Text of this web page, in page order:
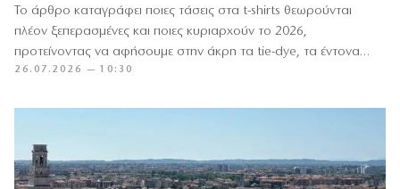
Το άρθρο καταγράφει ποιες τάσεις στα t-shirts θεωρούνται
πλέον ξεπερασμένες και ποιες κυριαρχούν το 2026,
προτείνοντας να αφήσουμε στην άκρη τα tie-dye, τα έντονα
logo και…
26.07.2026 — 10:30